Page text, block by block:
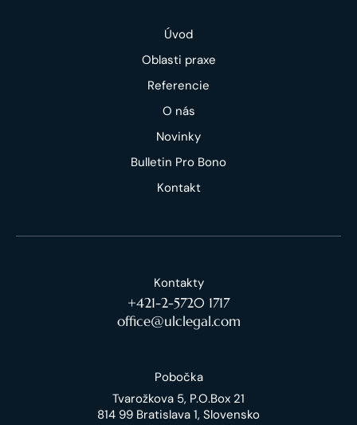
Úvod
Oblasti praxe
Referencie
O nás
Novinky
Bulletin Pro Bono
Kontakt
Kontakty
+421-2-5720 1717
office@ulclegal.com
Pobočka
Tvarožkova 5, P.O.Box 21
814 99 Bratislava 1, Slovensko